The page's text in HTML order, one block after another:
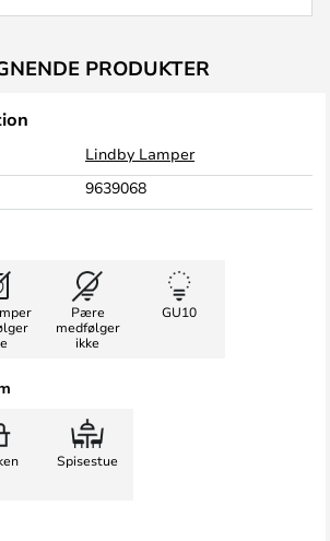
PRODUKTER
Lindby Lamper
9639068
Pære
medfølger
ikke
GU10
Spisestue